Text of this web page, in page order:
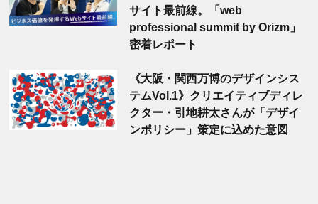
サイト最前線。「web
professional summit by Orizm」
密着レポート
《大阪・関西万博のデザインシス
テムVol.1》クリエイティブディレ
クター・引地耕太さんが「デザイ
ンポリシー」策定に込めた意図